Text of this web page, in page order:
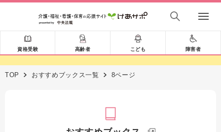
資格受験 高齢者 こども 障害者
TOP おすすめブックス一覧 8ページ